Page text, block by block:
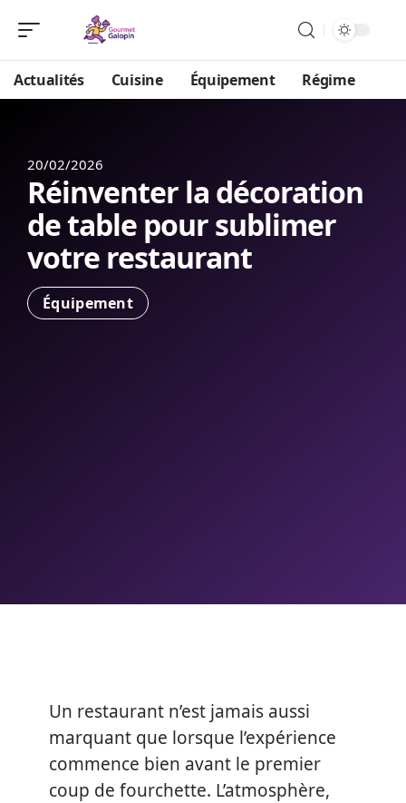
Actualités Cuisine Équipement Régime
20/02/2026
Réinventer la décoration
de table pour sublimer
votre restaurant
Équipement
Un restaurant n’est jamais aussi
marquant que lorsque l’expérience
commence bien avant le premier
coup de fourchette. L’atmosphère,